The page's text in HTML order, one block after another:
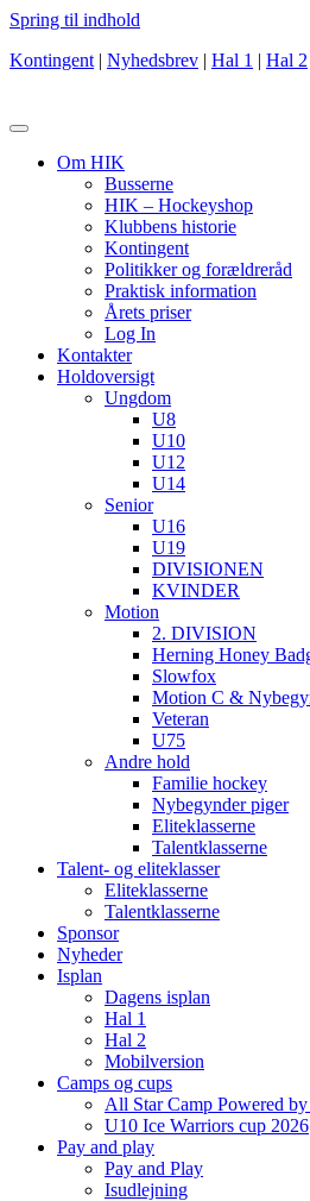
Spring til indhold
Kontingent | Nyhedsbrev | Hal 1 | Hal 2
Om HIK
Busserne
HIK – Hockeyshop
Klubbens historie
Kontingent
Politikker og forældreråd
Praktisk information
Årets priser
Log In
Kontakter
Holdoversigt
Ungdom
U8
U10
U12
U14
Senior
U16
U19
DIVISIONEN
KVINDER
Motion
2. DIVISION
Herning Honey
Slowfox
Motion C &
Veteran
U75
Andre hold
Familie hockey
Nybegynder piger
Eliteklasserne
Talentklasserne
Talent- og eliteklasser
Eliteklasserne
Talentklasserne
Sponsor
Nyheder
Isplan
Dagens isplan
Hal 1
Hal 2
Mobilversion
Camps og cups
All Star Camp Powered
U10 Ice Warriors cup 2026
Pay and play
Pay and Play
Isudlejning